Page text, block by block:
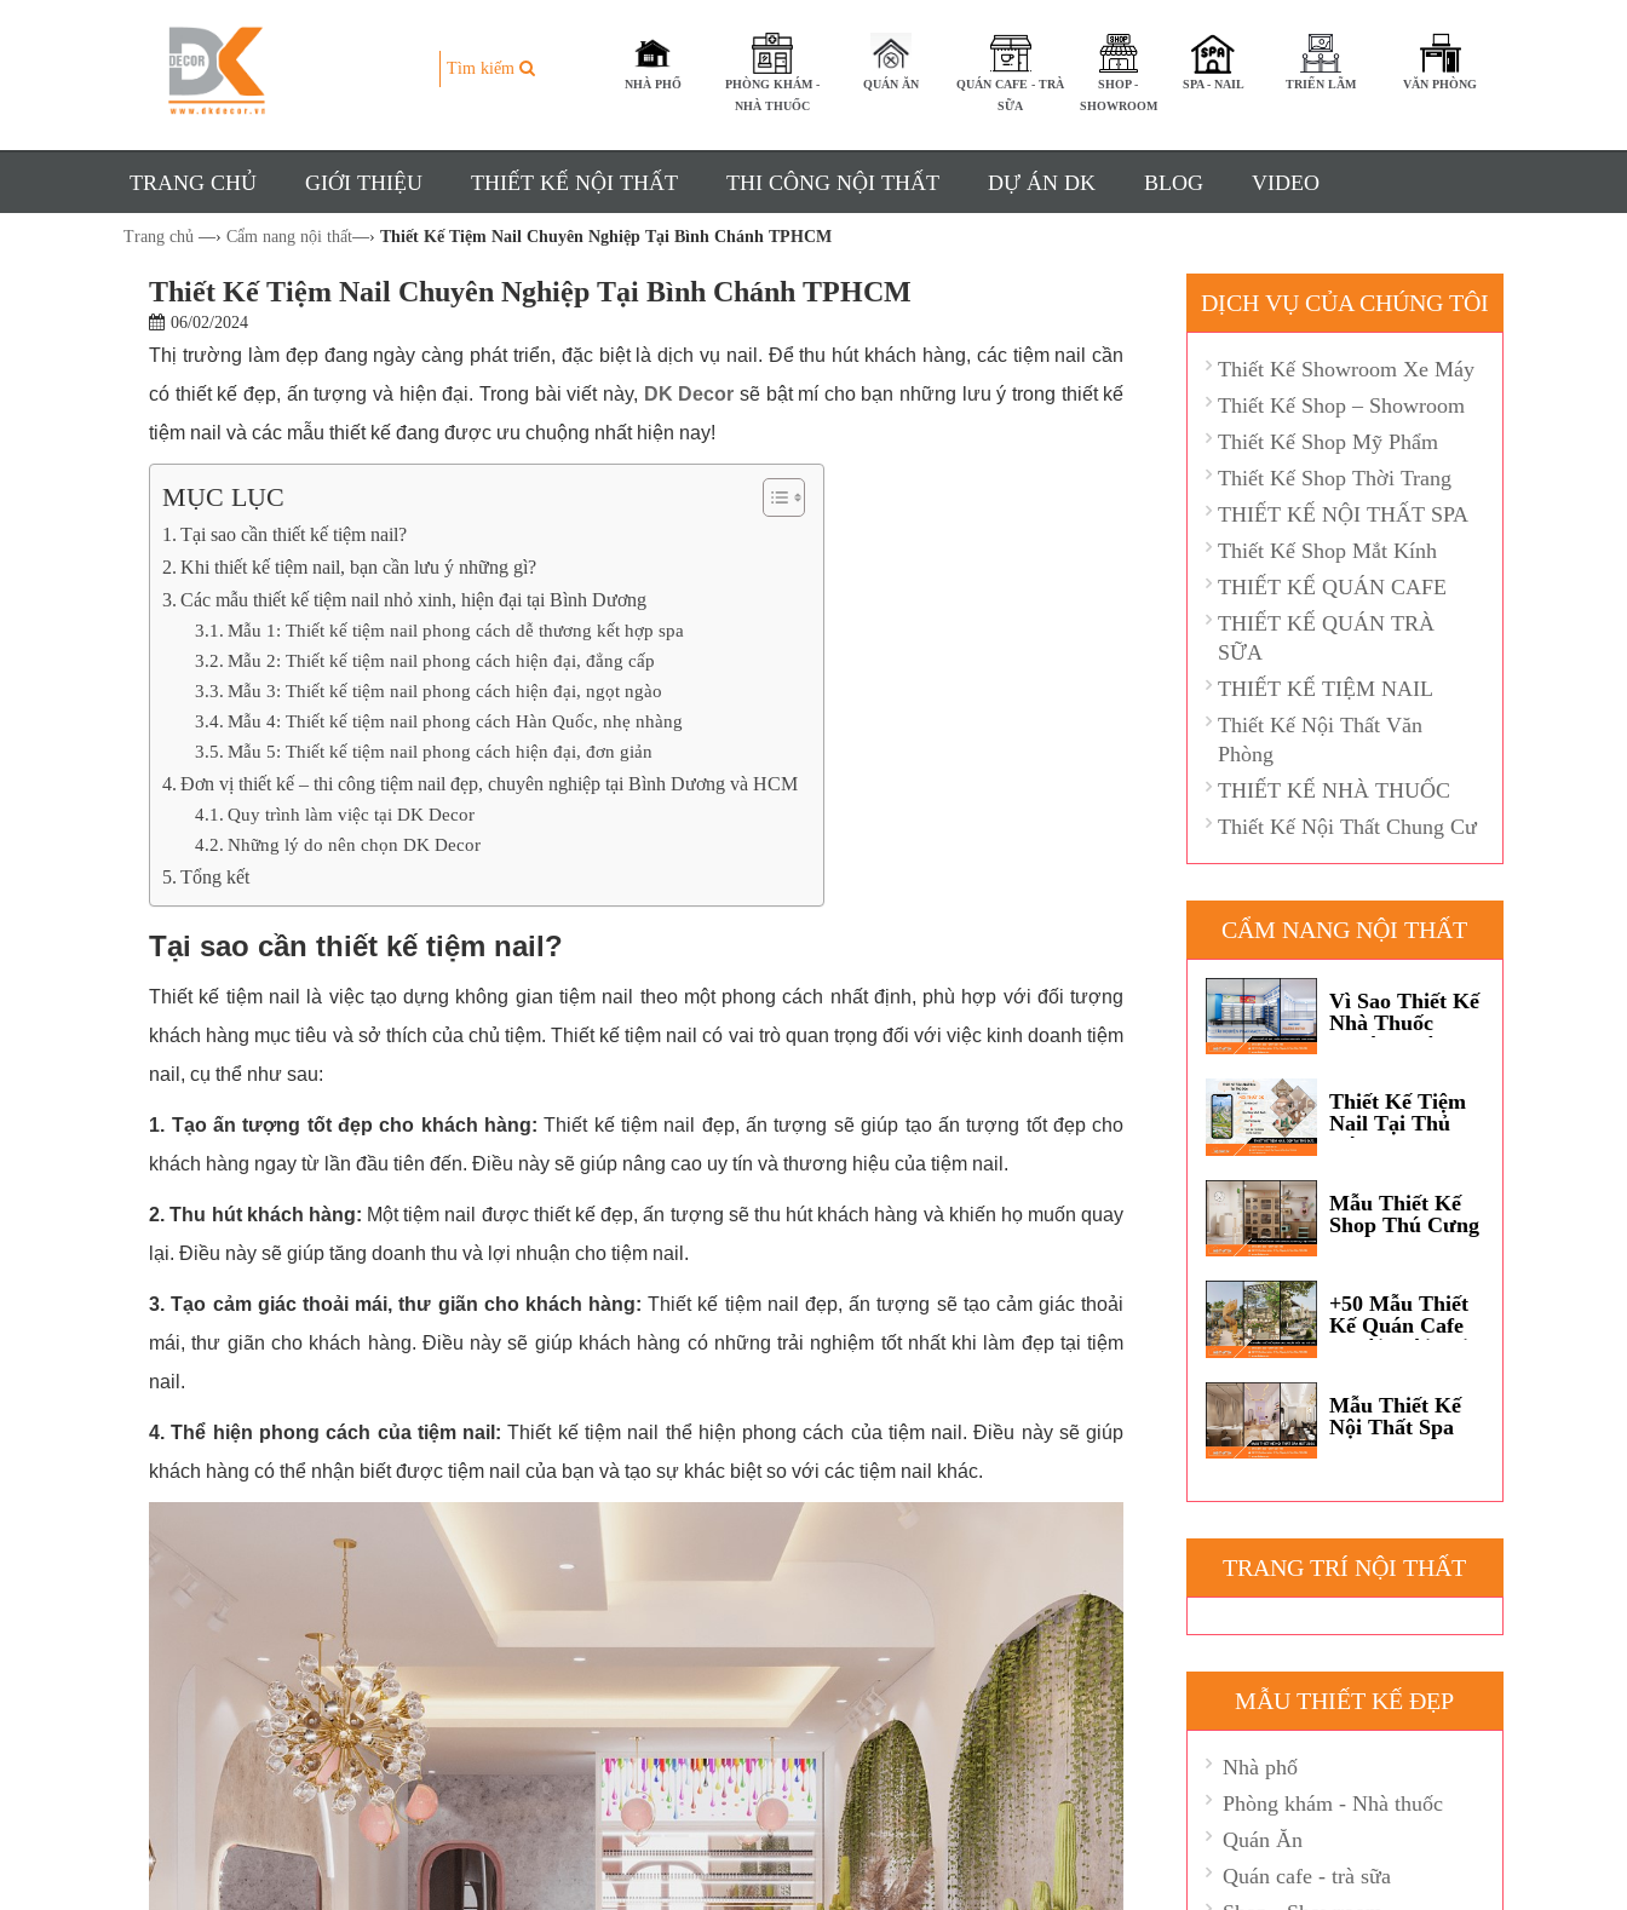
Tìm kiếm
NHÀ PHỐ
PHÒNG KHÁM -
NHÀ THUỐC
QUÁN ĂN
QUÁN CAFE - TRÀ
SỮA
SHOP -
SHOWROOM
SPA - NAIL TRIỂN LÃM VĂN PHÒNG
TRANG CHỦ GIỚI THIỆU THIẾT KẾ NỘI THẤT THI CÔNG NỘI THẤT DỰ ÁN DK BLOG VIDEO
Trang chủ —› Cẩm nang nội thất—› Thiết Kế Tiệm Nail Chuyên Nghiệp Tại Bình Chánh TPHCM
Thiết Kế Tiệm Nail Chuyên Nghiệp Tại Bình Chánh TPHCM
06/02/2024
Thị trường làm đẹp đang ngày càng phát triển, đặc biệt là dịch vụ nail. Để thu hút khách hàng, các tiệm nail cần
có thiết kế đẹp, ấn tượng và hiện đại. Trong bài viết này, DK Decor sẽ bật mí cho bạn những lưu ý trong thiết kế
tiệm nail và các mẫu thiết kế đang được ưu chuộng nhất hiện nay!
MỤC LỤC
Tại sao cần thiết kế tiệm nail?
Khi thiết kế tiệm nail, bạn cần lưu ý những gì?
Các mẫu thiết kế tiệm nail nhỏ xinh, hiện đại tại Bình Dương
Mẫu 1: Thiết kế tiệm nail phong cách dễ thương kết hợp spa
Mẫu 2: Thiết kế tiệm nail phong cách hiện đại, đẳng cấp
Mẫu 3: Thiết kế tiệm nail phong cách hiện đại, ngọt ngào
Mẫu 4: Thiết kế tiệm nail phong cách Hàn Quốc, nhẹ nhàng
Mẫu 5: Thiết kế tiệm nail phong cách hiện đại, đơn giản
Đơn vị thiết kế – thi công tiệm nail đẹp, chuyên nghiệp tại Bình Dương và HCM
Quy trình làm việc tại DK Decor
Những lý do nên chọn DK Decor
Tổng kết
Tại sao cần thiết kế tiệm nail?
Thiết kế tiệm nail là việc tạo dựng không gian tiệm nail theo một phong cách nhất định, phù hợp với đối tượng
khách hàng mục tiêu và sở thích của chủ tiệm. Thiết kế tiệm nail có vai trò quan trọng đối với việc kinh doanh tiệm
nail, cụ thể như sau:
1. Tạo ấn tượng tốt đẹp cho khách hàng: Thiết kế tiệm nail đẹp, ấn tượng sẽ giúp tạo ấn tượng tốt đẹp cho
khách hàng ngay từ lần đầu tiên đến. Điều này sẽ giúp nâng cao uy tín và thương hiệu của tiệm nail.
2. Thu hút khách hàng: Một tiệm nail được thiết kế đẹp, ấn tượng sẽ thu hút khách hàng và khiến họ muốn quay
lại. Điều này sẽ giúp tăng doanh thu và lợi nhuận cho tiệm nail.
3. Tạo cảm giác thoải mái, thư giãn cho khách hàng: Thiết kế tiệm nail đẹp, ấn tượng sẽ tạo cảm giác thoải
mái, thư giãn cho khách hàng. Điều này sẽ giúp khách hàng có những trải nghiệm tốt nhất khi làm đẹp tại tiệm
nail.
4. Thể hiện phong cách của tiệm nail: Thiết kế tiệm nail thể hiện phong cách của tiệm nail. Điều này sẽ giúp
khách hàng có thể nhận biết được tiệm nail của bạn và tạo sự khác biệt so với các tiệm nail khác.
DỊCH VỤ CỦA CHÚNG TÔI
Thiết Kế Showroom Xe Máy
Thiết Kế Shop – Showroom
Thiết Kế Shop Mỹ Phẩm
Thiết Kế Shop Thời Trang
THIẾT KẾ NỘI THẤT SPA
Thiết Kế Shop Mắt Kính
THIẾT KẾ QUÁN CAFE
THIẾT KẾ QUÁN TRÀ
SỮA
THIẾT KẾ TIỆM NAIL
Thiết Kế Nội Thất Văn
Phòng
THIẾT KẾ NHÀ THUỐC
Thiết Kế Nội Thất Chung Cư
CẨM NANG NỘI THẤT
Vì Sao Thiết Kế
Nhà Thuốc
Thường Dùng
Dương?
Thiết Kế Tiệm
Nail Tại Thủ
Đức
Mẫu Thiết Kế
Shop Thú Cưng
+50 Mẫu Thiết
Kế Quán Cafe
Ngoài Trời Tại
Mẫu Thiết Kế
Nội Thất Spa
TRANG TRÍ NỘI THẤT
MẪU THIẾT KẾ ĐẸP
Nhà phố
Phòng khám - Nhà thuốc
Quán Ăn
Quán cafe - trà sữa